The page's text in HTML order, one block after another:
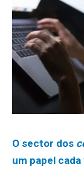
O sector dos
um papel